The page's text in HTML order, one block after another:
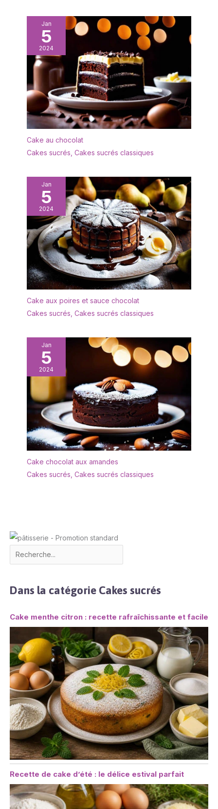
Jan
5
2024
Cake au chocolat
Cakes sucrés, Cakes sucrés classiques
Jan
5
2024
Cake aux poires et sauce chocolat
Cakes sucrés, Cakes sucrés classiques
Jan
5
2024
Cake chocolat aux amandes
Cakes sucrés Cakes sucrés classiques
Dans la catégorie Cakes sucrés
Cake menthe citron : recette rafraîchissante et facile
Recette de cake d’été : le délice estival parfait